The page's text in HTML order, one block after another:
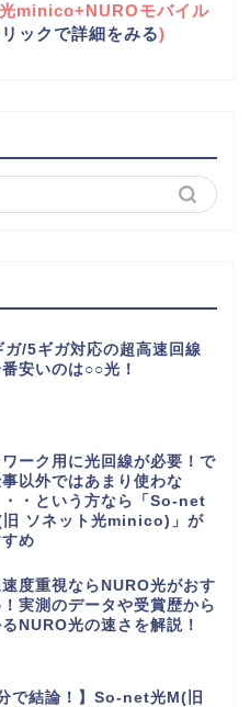
minico+NUROモバイル
ックで詳細をみる)
ガ/5ギガ対応の超高速回線
安いのは○○光！
ワーク用に光回線が必要！で
事以外ではあまり使わな
・・という方なら「So-net
旧 ソネット光minico)」が
め
速度重視ならNURO光がおす
実測のデータや受賞歴から
NURO光の速さを解説！
で結論！】So-net光M(旧